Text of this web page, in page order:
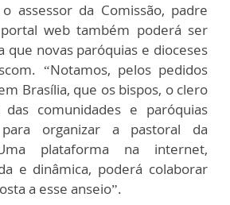
assessor da Comissão, padre
web também poderá ser
que novas paróquias e dioceses
“Notamos, pelos pedidos
Brasília, que os bispos, o clero
comunidades e paróquias
organizar a pastoral da
plataforma na internet,
e dinâmica, poderá colaborar
a esse anseio”.